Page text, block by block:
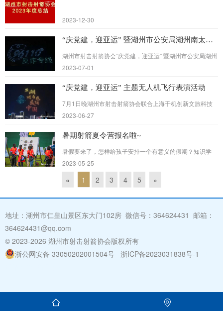
2023-12-30
“庆党建，迎亚运” 暨湖州市公安局湖州南太湖新区分局“反诈”公益宣传飞行活动圆满结束
湖州市射击射箭协会“庆党建，迎亚运” 暨湖州市公安局湖州
南太湖新区分局“反诈”公益宣传飞行活动圆满结束。现场人
2023-07-01
“庆党建，迎亚运” 主题无人机飞行表演活动
7月1日晚湖州市射击射箭协会联合上海千机创新文旅科技
集团隆重推出：＂庆党建＂和＂迎亚运＂活动。届时会有数
度和天气...
2023-06-27
暑期射箭夏令营报名啦~
暑假要来了，怎样给孩子安排一个有意义的假期？知识学
习、运动锻炼、兴趣培养，三者缺一不可。常规项目动作，
2023-05-25
« 1 2 3 4 5 »
地址：湖州市仁皇山景区东大门102房 微信号：364624431 邮箱：
364624431@qq.com
© 2023-2026 湖州市射击射箭协会版权所有
浙公网安备 33050202001504号 浙ICP备2023031838号-1
 